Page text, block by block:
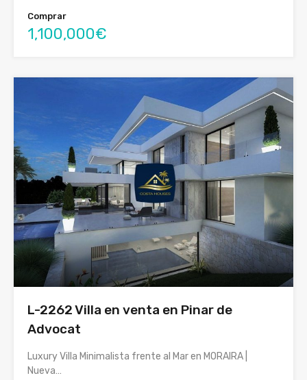
Comprar
1,100,000€
L-2262 Villa en venta en Pinar de
Advocat
Luxury Villa Minimalista frente al Mar en MORAIRA |
Nueva…